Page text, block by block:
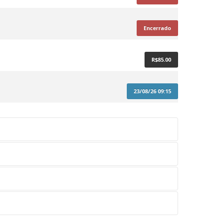
Encerrado
R$85.00
23/08/26 09:15